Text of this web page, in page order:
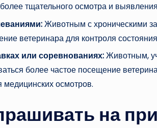
тщательного осмотра и
Животным с хроническими
ветеринара для контроля
или соревнованиях:Животным,
более частое посещение
осмотров.
на